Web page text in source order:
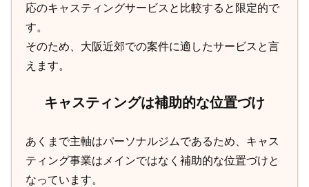
応のキャスティングサービスと比較すると限定的で
す。
そのため、大阪近郊での案件に適したサービスと言
えます。
キャスティングは補助的な位置づけ
あくまで主軸はパーソナルジムであるため、キャス
ティング事業はメインではなく補助的な位置づけと
なっています。